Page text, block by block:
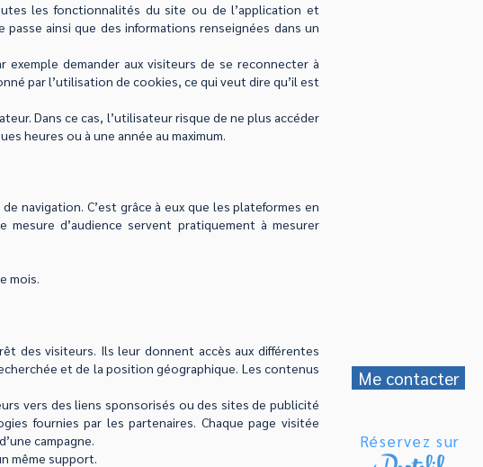
Réservez sur
Me contacter
les fonctionnalités du site ou de l’application et
ainsi que des informations renseignées dans un
demander aux visiteurs de se reconnecter à
par l’utilisation de cookies, ce qui veut dire qu’il est
Dans ce cas, l’utilisateur risque de ne plus accéder
heures ou à une année au maximum.
navigation. C’est grâce à eux que les plateformes en
d’audience servent pratiquement à mesurer
mois.
des visiteurs. Ils leur donnent accès aux différentes
et de la position géographique. Les contenus
vers des liens sponsorisés ou des sites de publicité
fournies par les partenaires. Chaque page visitée
campagne.
même support.